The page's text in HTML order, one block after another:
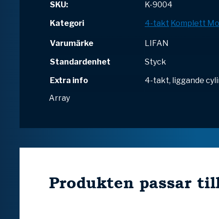
SKU:
K-9004
Kategori
4-takt Komplett
Varumärke
LIFAN
Standardenhet
Styck
Extra info
4-takt, liggande
Array
Produkten passar